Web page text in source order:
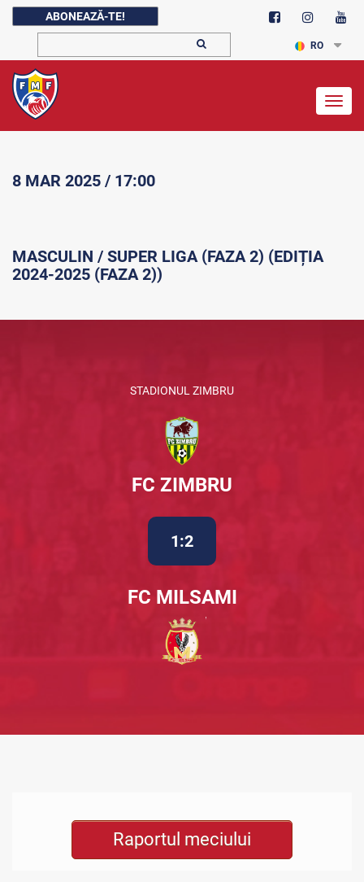
ABONEAZĂ-TE!
RO
8 MAR 2025 / 17:00
MASCULIN / SUPER LIGA (FAZA 2) (EDIȚIA
2024-2025 (FAZA 2))
STADIONUL ZIMBRU
FC ZIMBRU
1:2
FC MILSAMI
Raportul meciului